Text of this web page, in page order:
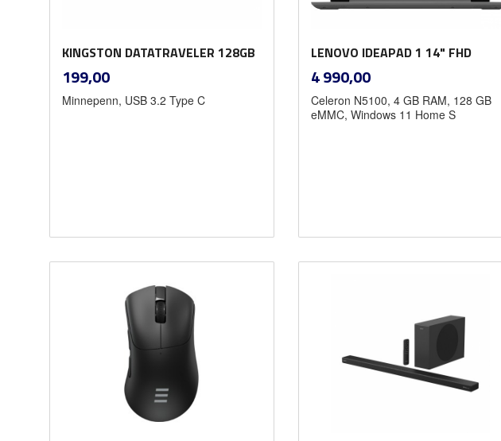
KINGSTON DATATRAVELER 128GB
Pris
199,00mva.
Minnepenn, USB 3.2 Type C
LENOVO IDEAPAD 1 14" FHD
Pris
4 990,00mva.
Celeron N5100, 4 GB RAM, 128 GB
eMMC, Windows 11 Home S